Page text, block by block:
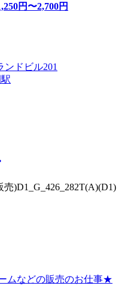
円〜2,700円
ンドビル201
)D1_G_426_282T(A)(D1)
ムなどの販売のお仕事★